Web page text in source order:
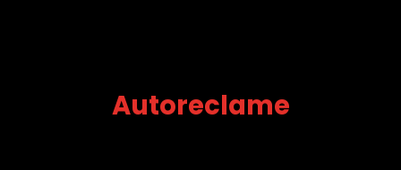
Autoreclame